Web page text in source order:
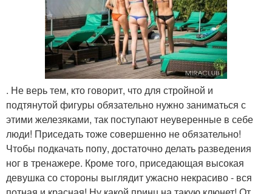
. Не верь тем, кто говорит, что для стройной и
подтянутой фигуры обязательно нужно заниматься с
этими железяками, так поступают неуверенные в себе
люди! Приседать тоже совершенно не обязательно!
Чтобы подкачать попу, достаточно делать разведения
ног в тренажере. Кроме того, приседающая высокая
девушка со стороны выглядит ужасно некрасиво - вся